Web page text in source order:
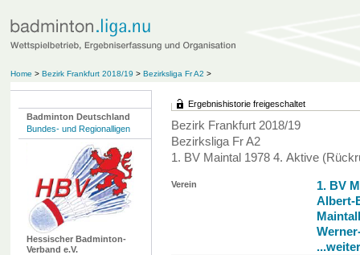
Home > Bezirk Frankfurt 2018/19 > Bezirksliga Fr A2 >
Badminton Deutschland
Bundes- und Regionalligen
Hessischer Badminton-
Verband e.V.
Ergebnishistorie freigeschaltet
Bezirk Frankfurt 2018/19
Bezirksliga Fr A2
1. BV Maintal 1978 4. Aktive
Verein
1. BV
Albert-